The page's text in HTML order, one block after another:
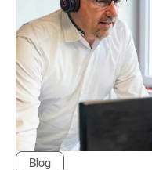
Blog